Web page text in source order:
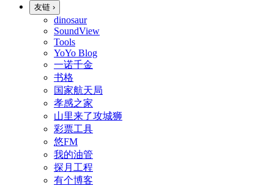
友链 ›
dinosaur
SoundView
Tools
YoYo Blog
一诺千金
书格
国家航天局
孝感之家
山里来了攻城狮
彩票工具
悠FM
我的油管
探月工程
有个博客